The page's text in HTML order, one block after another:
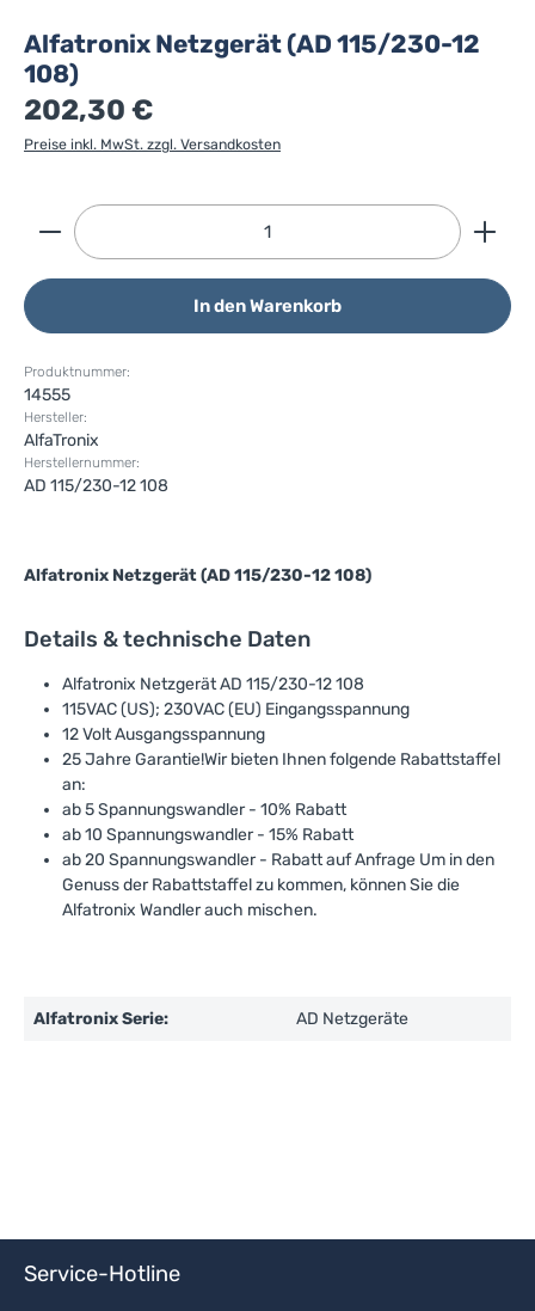
Alfatronix Netzgerät (AD 115/230-12
108)
202,30 €
Preise inkl. MwSt. zzgl. Versandkosten
Produkt Anzahl: Gib den gewünschten Wert ein
In den Warenkorb
Produktnummer:
14555
Hersteller:
AlfaTronix
Herstellernummer:
AD 115/230-12 108
Alfatronix Netzgerät (AD 115/230-12 108)
Details & technische Daten
Alfatronix Netzgerät AD 115/230-12 108
115VAC (US); 230VAC (EU) Eingangsspannung
12 Volt Ausgangsspannung
25 Jahre Garantie!Wir bieten Ihnen folgende Rabattstaffel
an:
ab 5 Spannungswandler - 10% Rabatt
ab 10 Spannungswandler - 15% Rabatt
ab 20 Spannungswandler - Rabatt auf Anfrage Um in den
Genuss der Rabattstaffel zu kommen, können Sie die
Alfatronix Wandler auch mischen.
Alfatronix Serie: AD Netzgeräte
Service-Hotline